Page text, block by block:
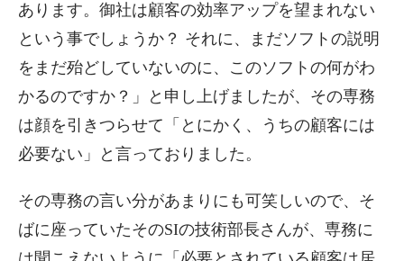
あります。御社は顧客の効率アップを望まれない
という事でしょうか？ それに、まだソフトの説明
をまだ殆どしていないのに、このソフトの何がわ
かるのですか？」と申し上げましたが、その専務
は顔を引きつらせて「とにかく、うちの顧客には
必要ない」と言っておりました。
その専務の言い分があまりにも可笑しいので、そ
ばに座っていたそのSIの技術部長さんが、専務に